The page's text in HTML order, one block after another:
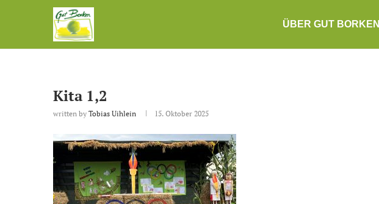
ÜBER GUT BORKEN
Kita 1,2
written by Tobias Uihlein 15. Oktober 2025